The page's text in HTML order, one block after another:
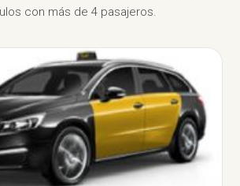
con más de 4 pasajeros.